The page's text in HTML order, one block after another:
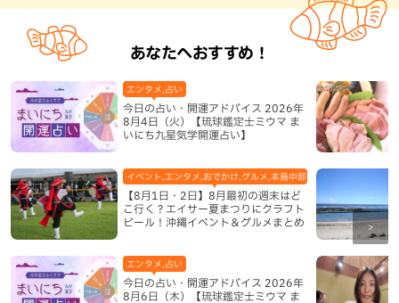
あなたへおすすめ！
今日の占い・開運アドバイス 2026年
8月4日（火）【琉球鑑定士ミウマ ま
いにち九星気学開運占い】
エンタメ,占い
【8月1日・2日】8月最初の週末はど
こ行く？エイサー夏まつりにクラフト
ビール！沖縄イベント＆グルメまとめ
イベント,エンタメ,おでかけ,グルメ,本島中部,本島北部,本島南部
今日の占い・開運アドバイス 2026年
8月6日（木）【琉球鑑定士ミウマ ま
エンタメ,占い